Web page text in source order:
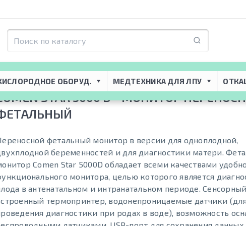
ОБОРУД. МЕДТЕХНИКА ДЛЯ ЛПУ
STAR 5000 D - МОНИТОР
фетальный монитор в версии для одноплодной,
беременностей и для диагностики матери.
Comen Star 5000D обладает всеми качествами
монитора, целью которого является
в антенатальном и интранатальном периоде.
термопринтер, водонепроницаемые датчики
диагностики при родах в воде), возможность